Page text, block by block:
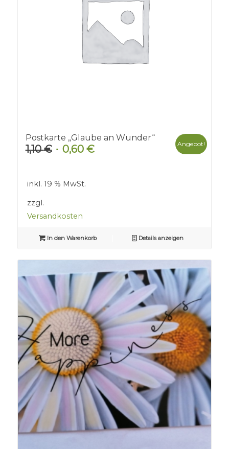
Postkarte „Glaube an Wunder“
1,10€ Ursprünglicher
1,10 €
0,60 €Aktueller
Angebot!
inkl. 19 % MwSt.
zzgl.
Versandkosten
In den Warenkorb Details anzeigen